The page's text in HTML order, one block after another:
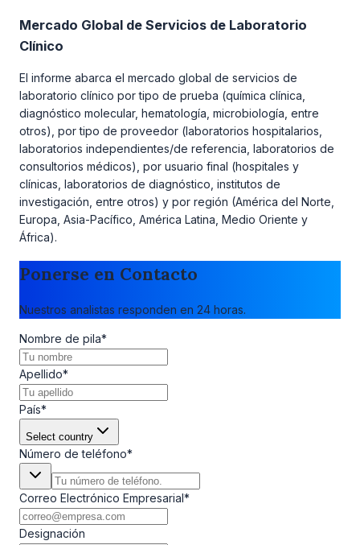
Mercado Global de Servicios de Laboratorio
Clínico
El informe abarca el mercado global de servicios de
laboratorio clínico por tipo de prueba (química clínica,
diagnóstico molecular, hematología, microbiología, entre
otros), por tipo de proveedor (laboratorios hospitalarios,
laboratorios independientes/de referencia, laboratorios de
consultorios médicos), por usuario final (hospitales y
clínicas, laboratorios de diagnóstico, institutos de
investigación, entre otros) y por región (América del Norte,
Europa, Asia-Pacífico, América Latina, Medio Oriente y
África).
Ponerse en Contacto
Nuestros analistas responden en 24 horas.
Nombre de pila*
Apellido*
País*
Select country
Número de teléfono*
Correo Electrónico Empresarial*
Designación